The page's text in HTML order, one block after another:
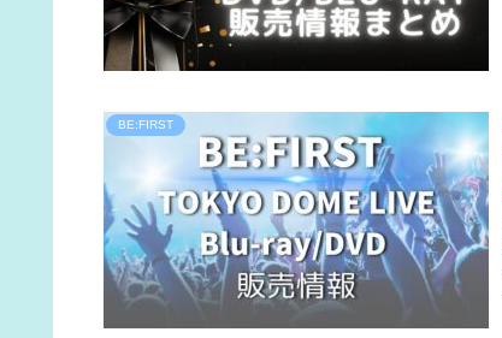
BE:FIRST